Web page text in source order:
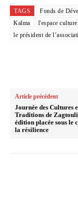
TAGS
Fonds de
Kalma
l'espace
le président de
Article précédent
Journée des Cultures
Traditions de
édition placée sous le
la résilience